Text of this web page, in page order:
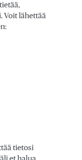
Voit lähettää
tietosi